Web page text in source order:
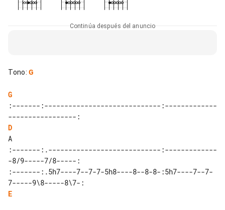
Continúa después del anuncio
Tono: G
G
:-------:-----------------------------:-------------
D
A
:-------:.----------------------------:-------------
-8/9-----7/8-----:
:-------:.5h7----7--7-7-5h8----8--8-8-:5h7----7--7-
E